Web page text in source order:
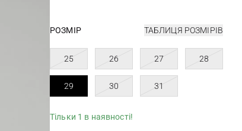
РОЗМІР ТАБЛИЦЯ РОЗМІРІВ
25 26 27 28
29 30 31
Тільки 1 в наявності!